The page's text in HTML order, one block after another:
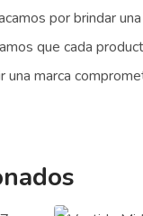
por brindar
que cada
una marca